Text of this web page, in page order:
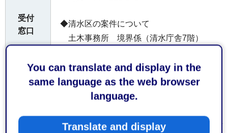
You can translate and display in the
same language as the web browser
language.
Translate and display
受付
窓口
◆清水区の案件について
土木事務所 境界係（清水庁舎7階）
電話 054-354-2174
○受付時間